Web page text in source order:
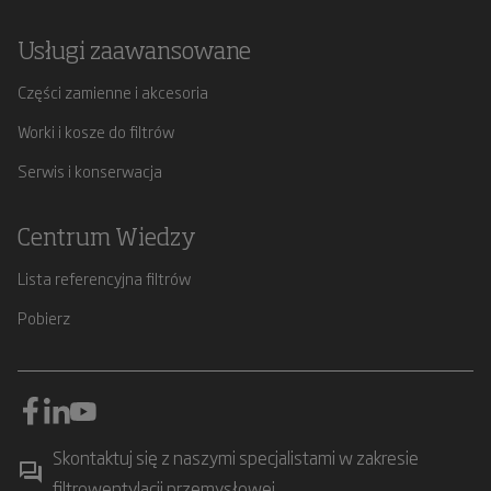
Usługi zaawansowane
Części zamienne i akcesoria
Worki i kosze do filtrów
Serwis i konserwacja
Centrum Wiedzy
Lista referencyjna filtrów
Pobierz
Skontaktuj się z naszymi specjalistami w zakresie